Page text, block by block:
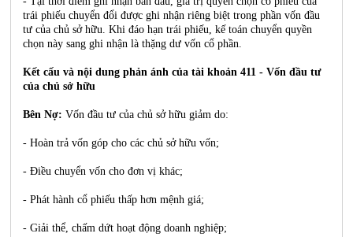
trái phiếu chuyển đổi được ghi nhận riêng biệt trong phần vốn đầu
tư của chủ sở hữu. Khi đáo hạn trái phiếu, kế toán chuyển quyền
chọn này sang ghi nhận là thặng dư vốn cổ phần.
Kết cấu và nội dung phản ánh của tài khoản 411 - Vốn đầu tư
của chủ sở hữu
Bên Nợ: Vốn đầu tư của chủ sở hữu giảm do:
- Hoàn trả vốn góp cho các chủ sở hữu vốn;
- Điều chuyển vốn cho đơn vị khác;
- Phát hành cổ phiếu thấp hơn mệnh giá;
- Giải thể, chấm dứt hoạt động doanh nghiệp;